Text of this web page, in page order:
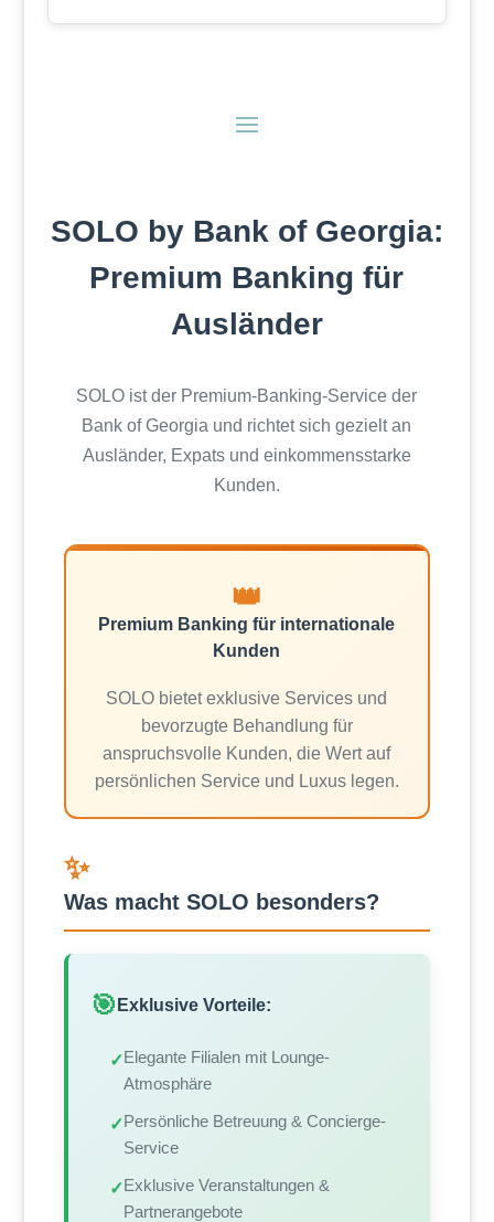
SOLO by Bank of Georgia:
Premium Banking für
Ausländer
SOLO ist der Premium-Banking-Service der
Bank of Georgia und richtet sich gezielt an
Ausländer, Expats und einkommensstarke
Kunden.
👑
Premium Banking für internationale
Kunden
SOLO bietet exklusive Services und
bevorzugte Behandlung für
anspruchsvolle Kunden, die Wert auf
persönlichen Service und Luxus legen.
✨
Was macht SOLO besonders?
🎯 Exklusive Vorteile:
✓Elegante Filialen mit Lounge-
Atmosphäre
✓Persönliche Betreuung & Concierge-
Service
✓Exklusive Veranstaltungen &
Partnerangebote